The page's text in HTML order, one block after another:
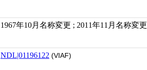
1967年10月名称変更 ; 2011年11月名称変更
NDL|01196122 (VIAF)